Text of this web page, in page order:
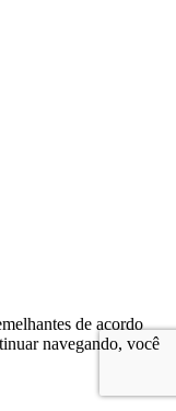
de acordo
navegando, você